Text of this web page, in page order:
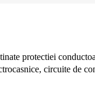
protectiei
circuite de